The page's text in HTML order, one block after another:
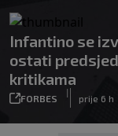
Infantino se
ostati
kritikama
FORBES
|
prije 6 h